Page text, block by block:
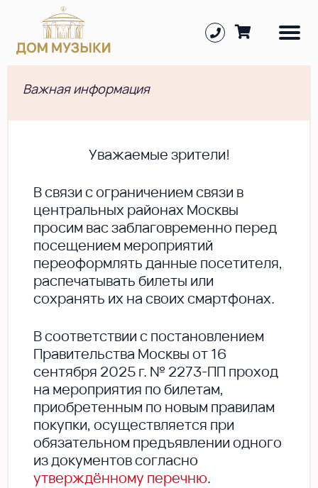
Важная информация
Уважаемые зрители!
В cвязи с ограничением связи в
центральных районах Москвы
просим вас заблаговременно перед
посещением мероприятий
переоформлять данные посетителя,
распечатывать билеты или
сохранять их на своих смартфонах.
В соответствии с постановлением
Правительства Москвы от 16
сентября 2025 г. № 2273-ПП проход
на мероприятия по билетам,
приобретенным по новым правилам
покупки, осуществляется при
обязательном предъявлении одного
из документов согласно
утверждённому перечню.